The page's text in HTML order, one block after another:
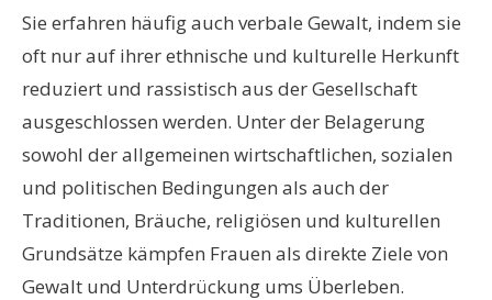
Sie erfahren häufig auch verbale Gewalt, indem sie
oft nur auf ihrer ethnische und kulturelle Herkunft
reduziert und rassistisch aus der Gesellschaft
ausgeschlossen werden. Unter der Belagerung
sowohl der allgemeinen wirtschaftlichen, sozialen
und politischen Bedingungen als auch der
Traditionen, Bräuche, religiösen und kulturellen
Grundsätze kämpfen Frauen als direkte Ziele von
Gewalt und Unterdrückung ums Überleben.